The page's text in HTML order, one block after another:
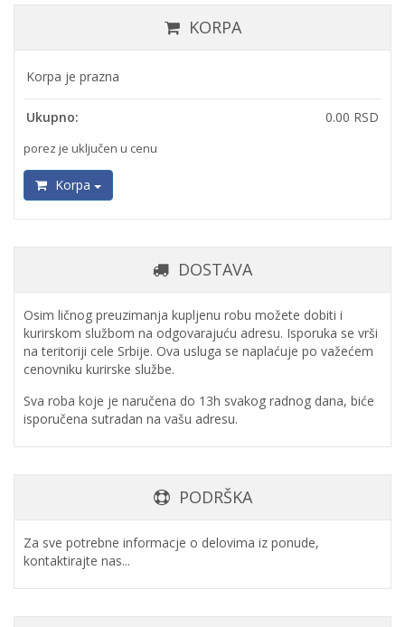
KORPA
Korpa je prazna
Ukupno: 0.00 RSD
porez je uključen u cenu
Korpa
DOSTAVA
Osim ličnog preuzimanja kupljenu robu možete dobiti i
kurirskom službom na odgovarajuću adresu. Isporuka se vrši
na teritoriji cele Srbije. Ova usluga se naplaćuje po važećem
cenovniku kurirske službe.
Sva roba koje je naručena do 13h svakog radnog dana, biće
isporučena sutradan na vašu adresu.
PODRŠKA
Za sve potrebne informacje o delovima iz ponude,
kontaktirajte nas...